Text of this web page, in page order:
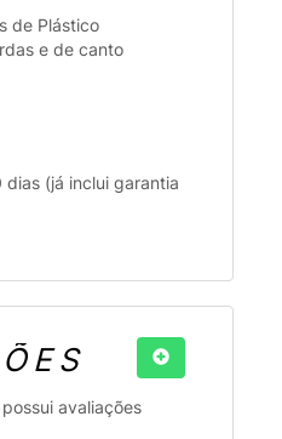
de Plástico
e de canto
dias (já inclui garantia
avaliações